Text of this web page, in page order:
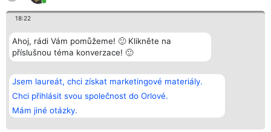
18:22
Ahoj, rádi Vám pomůžeme! 🙂 Klikněte na
příslušnou téma konverzace! 🙂
Jsem laureát, chci získat marketingové materiály.
Chci přihlásit svou společnost do Orlové.
Mám jiné otázky.
Bright Side Solutions sp. z o.
o. sp. k.
ul. Ruska 22
Wrocław 50-079
KRS 0000749100 | Regon
381313360 | NIP 8943132676
Vítězové
Seznam všech
laureátů
Zásady
Zásady
Kontakt